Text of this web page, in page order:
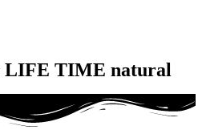
LIFE TIME natural